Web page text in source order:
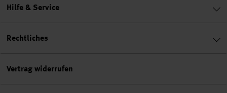
Hilfe & Service
Rechtliches
Vertrag widerrufen